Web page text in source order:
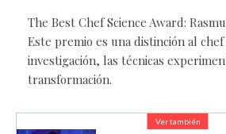
The Best Chef Science Award:
Este premio es una distinción al
investigación, las técnicas
transformación.
Ver también